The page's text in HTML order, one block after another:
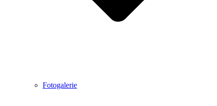
Fotogalerie